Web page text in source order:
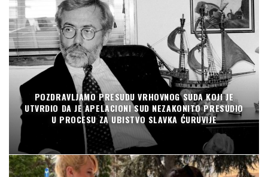
POZDRAVLJAMO PRESUDU VRHOVNOG SUDA KOJI JE
UTVRDIO DA JE APELACIONI SUD NEZAKONITO PRESUDIO
U PROCESU ZA UBISTVO SLAVKA ĆURUVIJE